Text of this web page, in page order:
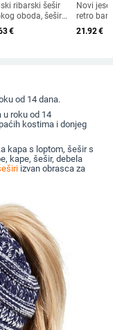
ribarski šešir
oboda, šešir
pleteni šešir
šešir za
€
Novi
retro
21.92€
od 14 dana.
u roku od 14
kostima i donjeg
kapa s loptom, šešir s
kape, šešir, debela
izvan obrasca za